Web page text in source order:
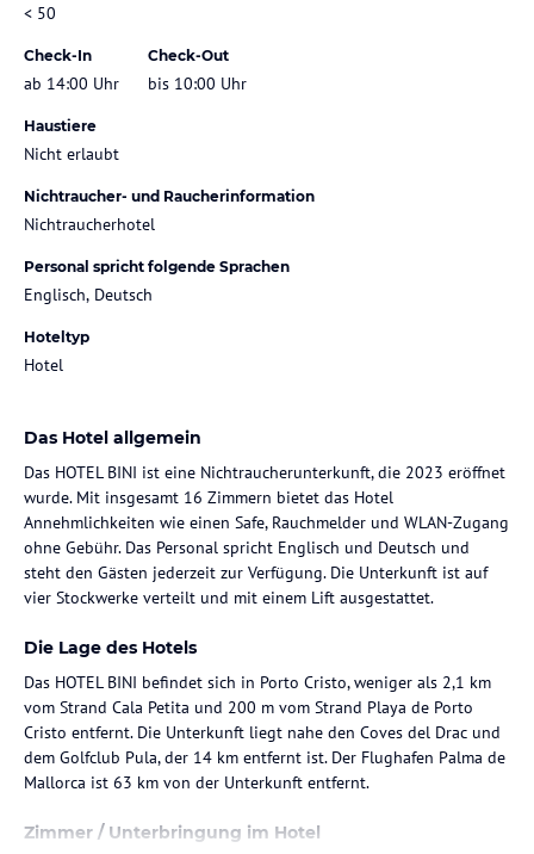
< 50
Check-In
ab 14:00 Uhr
Check-Out
bis 10:00 Uhr
Haustiere
Nicht erlaubt
Nichtraucher- und Raucherinformation
Nichtraucherhotel
Personal spricht folgende Sprachen
Englisch, Deutsch
Hoteltyp
Hotel
Das Hotel allgemein
Das HOTEL BINI ist eine Nichtraucherunterkunft, die 2023 eröffnet
wurde. Mit insgesamt 16 Zimmern bietet das Hotel
Annehmlichkeiten wie einen Safe, Rauchmelder und WLAN-Zugang
ohne Gebühr. Das Personal spricht Englisch und Deutsch und
steht den Gästen jederzeit zur Verfügung. Die Unterkunft ist auf
vier Stockwerke verteilt und mit einem Lift ausgestattet.
Die Lage des Hotels
Das HOTEL BINI befindet sich in Porto Cristo, weniger als 2,1 km
vom Strand Cala Petita und 200 m vom Strand Playa de Porto
Cristo entfernt. Die Unterkunft liegt nahe den Coves del Drac und
dem Golfclub Pula, der 14 km entfernt ist. Der Flughafen Palma de
Mallorca ist 63 km von der Unterkunft entfernt.
Zimmer / Unterbringung im Hotel